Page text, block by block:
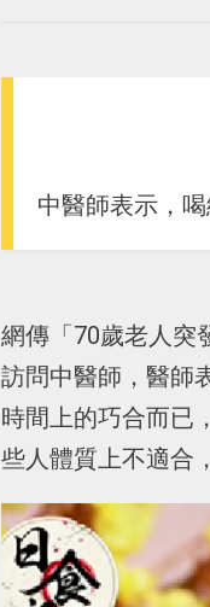
中醫師表示，
網傳「70歲老人突
訪問中醫師，醫師
時間上的巧合而已
些人體質上不適合